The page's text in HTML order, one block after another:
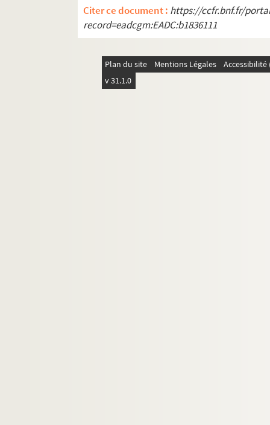
Citer ce document : https://ccfr.bnf.fr/
record=eadcgm:EADC:b1836111
Plan du site Mentions Légales
v 31.1.0